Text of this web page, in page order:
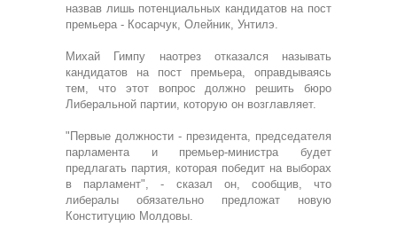
назвав лишь потенциальных кандидатов на пост
премьера - Косарчук, Олейник, Унтилэ.
Михай Гимпу наотрез отказался называть
кандидатов на пост премьера, оправдываясь
тем, что этот вопрос должно решить бюро
Либеральной партии, которую он возглавляет.
"Первые должности - президента, председателя
парламента и премьер-министра будет
предлагать партия, которая победит на выборах
в парламент", - сказал он, сообщив, что
либералы обязательно предложат новую
Конституцию Молдовы.